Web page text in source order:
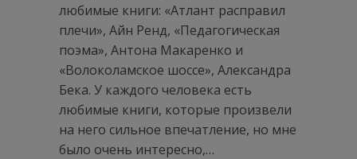
любимые книги: «Атлант расправил
плечи», Айн Ренд, «Педагогическая
поэма», Антона Макаренко и
«Волоколамское шоссе», Александра
Бека. У каждого человека есть
любимые книги, которые произвели
на него сильное впечатление, но мне
было очень интересно,…